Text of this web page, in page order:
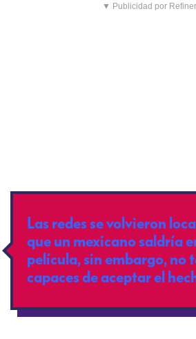
▼ Publicidad por
Las redes se volvieron
que un mexicano saldría
película, sin embargo, no
capaces de aceptar el